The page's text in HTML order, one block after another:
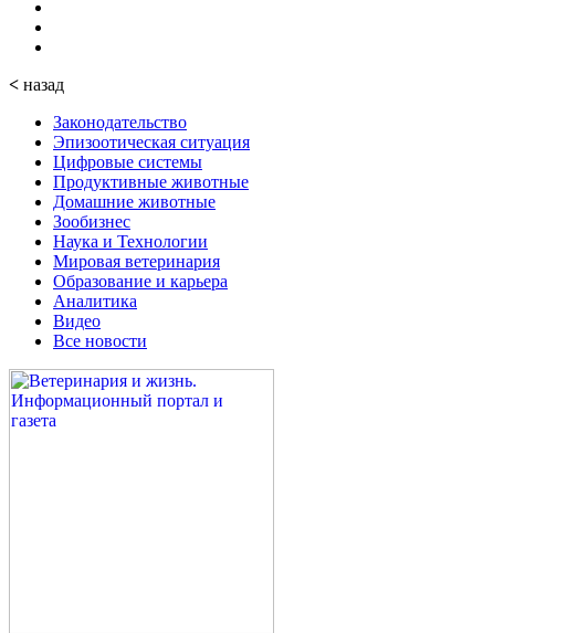
< назад
Законодательство
Эпизоотическая ситуация
Цифровые системы
Продуктивные животные
Домашние животные
Зообизнес
Наука и Технологии
Мировая ветеринария
Образование и карьера
Аналитика
Видео
Все новости